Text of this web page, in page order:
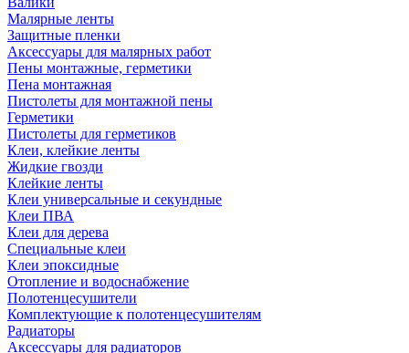
Малярные ленты
Защитные пленки
Аксессуары для малярных работ
Пены монтажные, герметики
Пена монтажная
Пистолеты для монтажной пены
Герметики
Пистолеты для герметиков
Клеи, клейкие ленты
Жидкие гвозди
Клейкие ленты
Клеи универсальные и секундные
Клеи ПВА
Клеи для дерева
Специальные клеи
Клеи эпоксидные
Отопление и водоснабжение
Полотенцесушители
Комплектующие к полотенцесушителям
Радиаторы
Аксессуары для радиаторов